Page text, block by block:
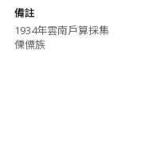
備註
1934年雲南戶算採集
傈僳族